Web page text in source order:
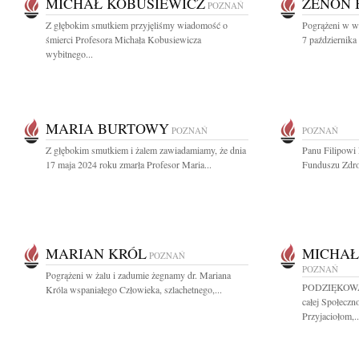
POZNAŃ
Z głębokim smutkiem przyjęliśmy wiadomość o
śmierci Profesora Michała Kobusiewicza
wybitnego...
Pogrążeni w
7
MARIA BURTOWY POZNAŃ
Z głębokim smutkiem i żalem zawiadamiamy, że dnia
17 maja 2024 roku zmarła Profesor Maria...
POZNAŃ
Panu Filipowi
Funduszu
MARIAN KRÓL POZNAŃ
Pogrążeni w żalu i zadumie żegnamy dr. Mariana
Króla wspaniałego Człowieka, szlachetnego,...
POZNAŃ
całej